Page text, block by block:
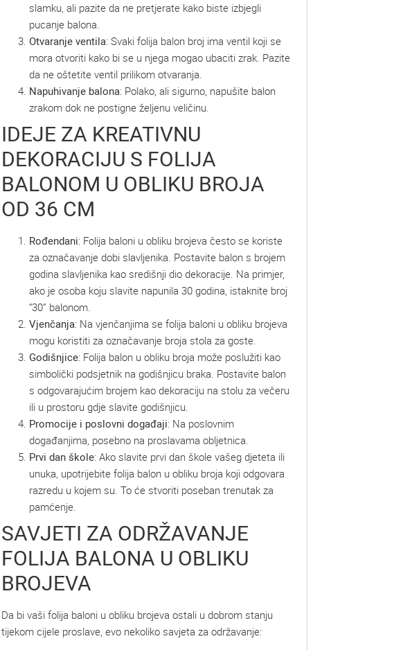
slamku, ali pazite da ne pretjerate kako biste izbjegli
pucanje balona.
Otvaranje ventila: Svaki folija balon broj ima ventil koji se
mora otvoriti kako bi se u njega mogao ubaciti zrak. Pazite
da ne oštetite ventil prilikom otvaranja.
Napuhivanje balona: Polako, ali sigurno, napušite balon
zrakom dok ne postigne željenu veličinu.
IDEJE ZA KREATIVNU
DEKORACIJU S FOLIJA
BALONOM U OBLIKU BROJA
OD 36 CM
Rođendani: Folija baloni u obliku brojeva često se koriste
za označavanje dobi slavljenika. Postavite balon s brojem
godina slavljenika kao središnji dio dekoracije. Na primjer,
ako je osoba koju slavite napunila 30 godina, istaknite broj
“30” balonom.
Vjenčanja: Na vjenčanjima se folija baloni u obliku brojeva
mogu koristiti za označavanje broja stola za goste.
Godišnjice: Folija balon u obliku broja može poslužiti kao
simbolički podsjetnik na godišnjicu braka. Postavite balon
s odgovarajućim brojem kao dekoraciju na stolu za večeru
ili u prostoru gdje slavite godišnjicu.
Promocije i poslovni događaji: Na poslovnim
događanjima, posebno na proslavama obljetnica.
Prvi dan škole: Ako slavite prvi dan škole vašeg djeteta ili
unuka, upotrijebite folija balon u obliku broja koji odgovara
razredu u kojem su. To će stvoriti poseban trenutak za
pamćenje.
SAVJETI ZA ODRŽAVANJE
FOLIJA BALONA U OBLIKU
BROJEVA
Da bi vaši folija baloni u obliku brojeva ostali u dobrom stanju
tijekom cijele proslave, evo nekoliko savjeta za održavanje: